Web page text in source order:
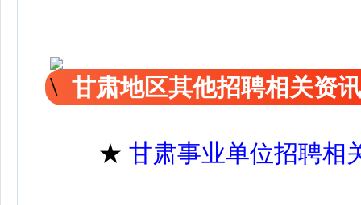
甘肃地区其他招聘相关资
★ 甘肃事业单位招聘相